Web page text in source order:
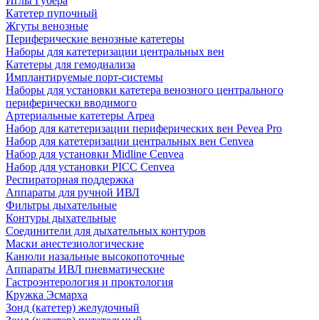
Катетер пупочный
Жгуты венозные
Периферические венозные катетеры
Наборы для катетеризации центральных вен
Катетеры для гемодиализа
Имплантируемые порт‑системы
Наборы для установки катетера венозного центрального
периферически вводимого
Артериальные катетеры Arpea
Набор для катетеризации периферических вен Pevea Pro
Набор для катетеризации центральных вен Cenvea
Набор для установки Midline Cenvea
Набор для установки PICC Cenvea
Респираторная поддержка
Аппараты для ручной ИВЛ
Фильтры дыхательные
Контуры дыхательные
Соединители для дыхательных контуров
Маски анестезиологические
Канюли назальные высокопоточные
Аппараты ИВЛ пневматические
Гастроэнтерология и проктология
Кружка Эсмарха
Зонд (катетер) желудочный